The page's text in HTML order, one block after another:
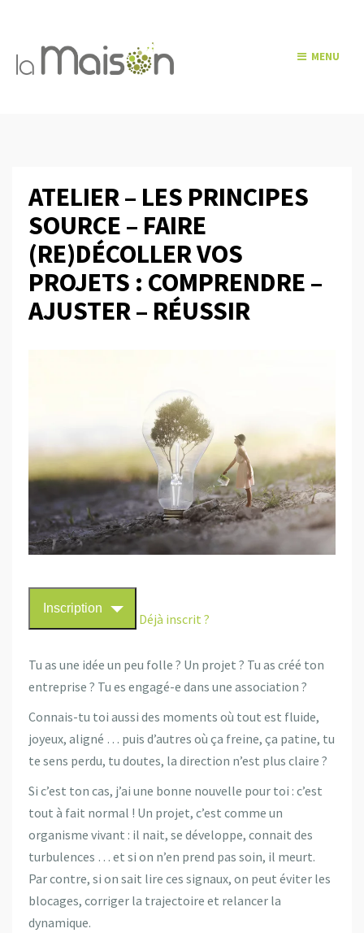
MENU
ATELIER – LES PRINCIPES
SOURCE – FAIRE
(RE)DÉCOLLER VOS
PROJETS : COMPRENDRE –
AJUSTER – RÉUSSIR
Inscription
Déjà inscrit ?
Tu as une idée un peu folle ? Un projet ? Tu as créé ton
entreprise ? Tu es engagé-e dans une association ?
Connais-tu toi aussi des moments où tout est fluide,
joyeux, aligné … puis d’autres où ça freine, ça patine, tu
te sens perdu, tu doutes, la direction n’est plus claire ?
Si c’est ton cas, j’ai une bonne nouvelle pour toi : c’est
tout à fait normal ! Un projet, c’est comme un
organisme vivant : il nait, se développe, connait des
turbulences … et si on n’en prend pas soin, il meurt.
Par contre, si on sait lire ces signaux, on peut éviter les
blocages, corriger la trajectoire et relancer la
dynamique.